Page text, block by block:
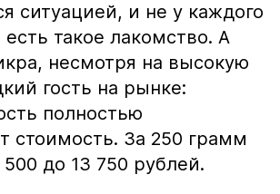
ситуацией, и не у каждого
такое лакомство. А
несмотря на высокую
гость на рынке:
полностью
стоимость. За 250 грамм
500 до 13 750 рублей.